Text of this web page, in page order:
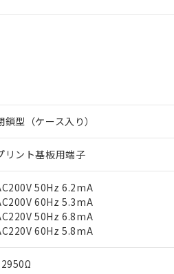
鎖型（ケース入り）
リント基板用端子
50Hz 6.2mA
60Hz 5.3mA
50Hz 6.8mA
60Hz 5.8mA